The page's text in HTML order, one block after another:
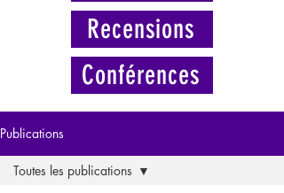
Recensions
Conférences
Publications
Toutes les publications